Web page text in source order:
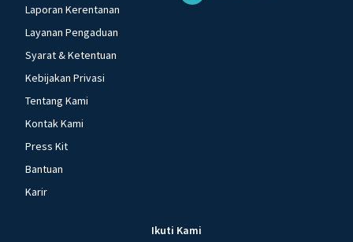
Laporan Kerentanan
Layanan Pengaduan
Syarat & Ketentuan
Kebijakan Privasi
Tentang Kami
Kontak Kami
Press Kit
Bantuan
Karir
Ikuti Kami